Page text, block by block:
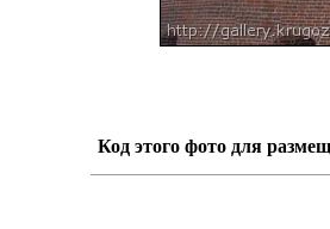
Код этого фото для